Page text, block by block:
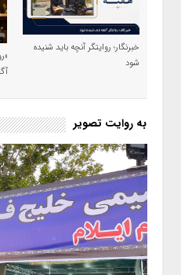
خبرنگار؛ روایتگر آنچه باید شنیده
شود
به روایت تصویر